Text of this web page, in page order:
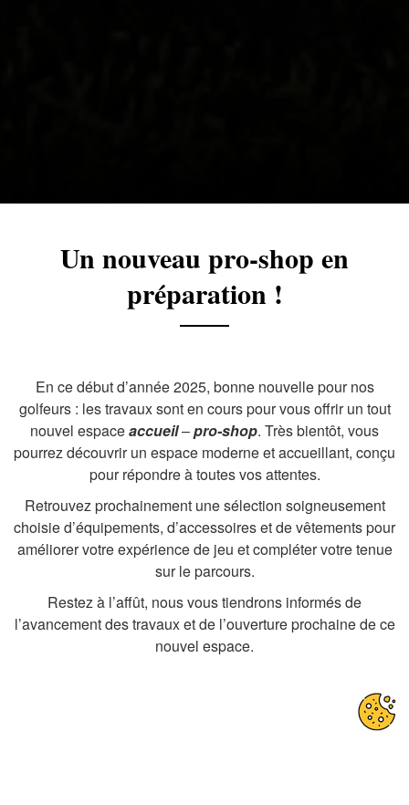
Un nouveau pro-shop en
préparation !
En ce début d’année 2025, bonne nouvelle pour nos
golfeurs : les travaux sont en cours pour vous offrir un tout
nouvel espaceaccueil–pro-shop. Très bientôt, vous
pourrez découvrir un espace moderne et accueillant, conçu
pour répondre à toutes vos attentes.
Retrouvez prochainement une sélection soigneusement
choisie d’équipements, d’accessoires et de vêtements pour
améliorer votre expérience de jeu et compléter votre tenue
sur le parcours.
Restez à l’affût, nous vous tiendrons informés de
l’avancement des travaux et de l’ouverture prochaine de ce
nouvel espace.